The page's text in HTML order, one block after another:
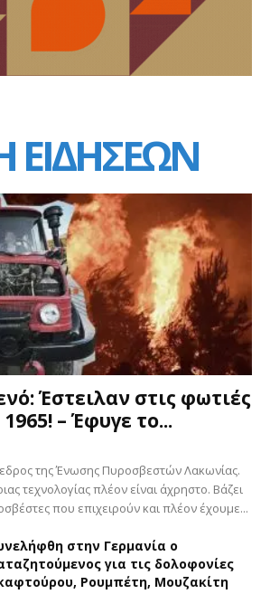
ΕΙΔΗΣΕΩΝ
Έστειλαν στις φωτιές
– Έφυγε το...
της Ένωσης Πυροσβεστών Λακωνίας.
τεχνολογίας πλέον είναι άχρηστο. Βάζει
που επιχειρούν και πλέον έχουμε...
στην Γερμανία ο
για τις δολοφονίες
Ρουμπέτη, Μουζακίτη